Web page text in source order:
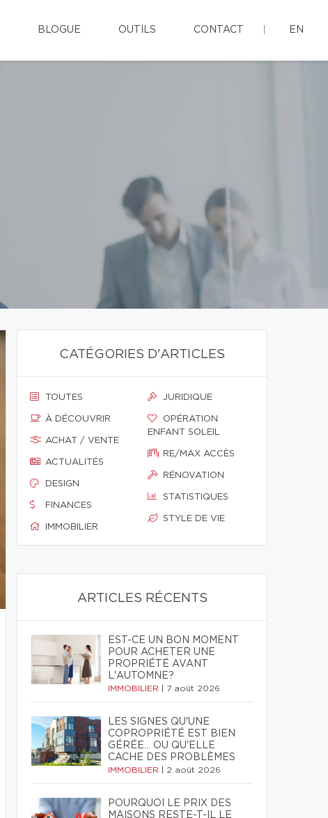
BLOGUE OUTILS CONTACT EN
CATÉGORIES D'ARTICLES
TOUTES
À DÉCOUVRIR
ACHAT / VENTE
ACTUALITÉS
DESIGN
FINANCES
IMMOBILIER
JURIDIQUE
ENFANT SOLEIL
RE/MAX ACCÈS
RÉNOVATION
STATISTIQUES
STYLE DE VIE
ARTICLES RÉCENTS
EST-CE UN BON MOMENT
POUR ACHETER UNE
PROPRIÉTÉ AVANT
L'AUTOMNE?
IMMOBILIER 7 août 2026
LES SIGNES QU'UNE
COPROPRIÉTÉ EST BIEN
GÉRÉE… OU QU'ELLE
CACHE DES PROBLÈMES
IMMOBILIER 2 août 2026
POURQUOI LE PRIX DES
MAISONS RESTE-T-IL LE